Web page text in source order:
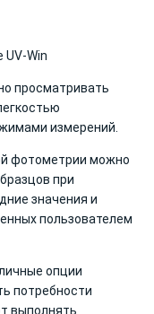
UV-Win
просматривать
измерений.
фотометрии можно
при
значения и
пользователем
опции
потребности
выполнять